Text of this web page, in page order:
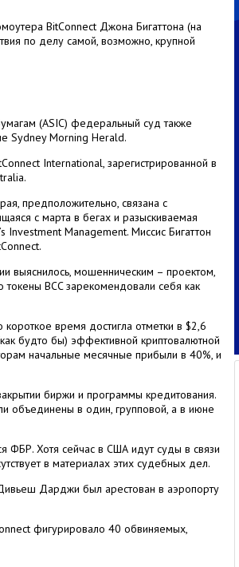
BitConnect Джона Бигаттона (на
по делу самой, возможно, крупной
(ASIC) федеральный суд также
Sydney Morning Herald.
International, зарегистрированной в
предположительно, связана с
с марта в бегах и разыскиваемая
Investment Management. Миссис Бигаттон
выяснилось, мошенническим – проектом,
BCC зарекомендовали себя как
время достигла отметки в $2,6
будто бы) эффективной криптовалютной
начальные месячные прибыли в 40%, и
биржи и программы кредитования.
объединены в один, групповой, а в июне
ФБР. Хотя сейчас в США идут суды в связи
в материалах этих судебных дел.
Дарджи был арестован в аэропорту
фигурировало 40 обвиняемых,